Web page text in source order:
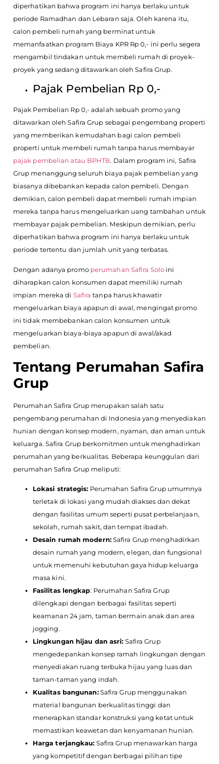
diperhatikan bahwa program ini hanya berlaku untuk
periode Ramadhan dan Lebaran saja. Oleh karena itu,
calon pembeli rumah yang berminat untuk
memanfaatkan program Biaya KPR Rp 0,- ini perlu segera
mengambil tindakan untuk membeli rumah di proyek-
proyek yang sedang ditawarkan oleh Safira Grup.
Pajak Pembelian Rp 0,-
Pajak Pembelian Rp 0,- adalah sebuah promo yang
ditawarkan oleh Safira Grup sebagai pengembang properti
yang memberikan kemudahan bagi calon pembeli
properti untuk membeli rumah tanpa harus membayar
pajak pembelian atau BPHTB. Dalam program ini, Safira
Grup menanggung seluruh biaya pajak pembelian yang
biasanya dibebankan kepada calon pembeli. Dengan
demikian, calon pembeli dapat membeli rumah impian
mereka tanpa harus mengeluarkan uang tambahan untuk
membayar pajak pembelian. Meskipun demikian, perlu
diperhatikan bahwa program ini hanya berlaku untuk
periode tertentu dan jumlah unit yang terbatas.
Dengan adanya promo perumahan Safira Soloini
diharapkan calon konsumen dapat memiliki rumah
impian mereka di Safira tanpa harus khawatir
mengeluarkan biaya apapun di awal, mengingat promo
ini tidak membebankan calon konsumen untuk
mengeluarkan biaya-biaya apapun di awal/akad
pembelian.
Tentang Perumahan Safira
Grup
Perumahan Safira Grup merupakan salah satu
pengembang perumahan di Indonesia yang menyediakan
hunian dengan konsep modern, nyaman, dan aman untuk
keluarga. Safira Grup berkomitmen untuk menghadirkan
perumahan yang berkualitas. Beberapa keunggulan dari
perumahan Safira Grup meliputi:
Lokasi strategis: Perumahan Safira Grup umumnya
terletak di lokasi yang mudah diakses dan dekat
dengan fasilitas umum seperti pusat perbelanjaan,
sekolah, rumah sakit, dan tempat ibadah.
Desain rumah modern:Safira Grup menghadirkan
desain rumah yang modern, elegan, dan fungsional
untuk memenuhi kebutuhan gaya hidup keluarga
masa kini.
Fasilitas lengkap: Perumahan Safira Grup
dilengkapi dengan berbagai fasilitas seperti
keamanan 24 jam, taman bermain anak dan area
jogging.
Lingkungan hijau dan asri: Safira Grup
mengedepankan konsep ramah lingkungan dengan
menyediakan ruang terbuka hijau yang luas dan
taman-taman yang indah.
Kualitas bangunan:Safira Grup menggunakan
material bangunan berkualitas tinggi dan
menerapkan standar konstruksi yang ketat untuk
memastikan keawetan dan kenyamanan hunian.
Harga terjangkau: Safira Grup menawarkan harga
yang kompetitif dengan berbagai pilihan tipe